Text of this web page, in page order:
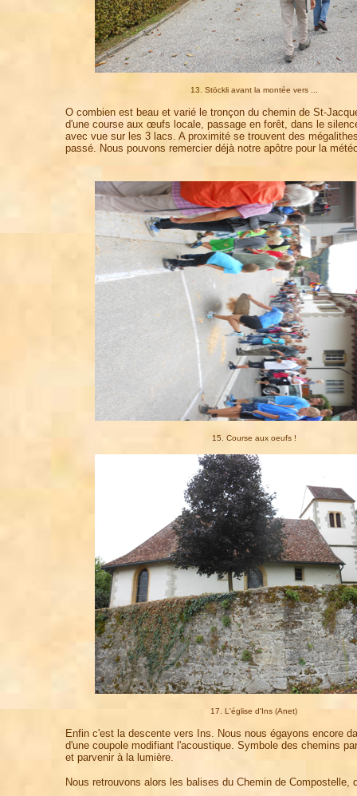
13. Stöckli avant la montée vers ...
O combien est beau et varié le tronçon du chemin de St-
d'une course aux œufs locale, passage en forêt, dans le
avec vue sur les 3 lacs. A proximité se trouvent des
passé. Nous pouvons remercier déjà notre apôtre pour la
15. Course aux oeufs !
17. L'église d'Ins (Anet)
Enfin c'est la descente vers Ins. Nous nous égayons encore
d'une coupole modifiant l'acoustique. Symbole des chemins
et parvenir à la lumière.
Nous retrouvons alors les balises du Chemin de